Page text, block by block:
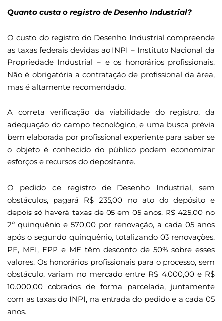
Quanto custa o registro de Desenho Industrial?
O custo do registro do Desenho Industrial compreende
as taxas federais devidas ao INPI – Instituto Nacional da
Propriedade Industrial – e os honorários profissionais.
Não é obrigatória a contratação de profissional da área,
mas é altamente recomendado.
A correta verificação da viabilidade do registro, da
adequação do campo tecnológico, e uma busca prévia
bem elaborada por profissional experiente para saber se
o objeto é conhecido do público podem economizar
esforços e recursos do depositante.
O pedido de registro de Desenho Industrial, sem
obstáculos, pagará R$ 235,00 no ato do depósito e
depois só haverá taxas de 05 em 05 anos. R$ 425,00 no
2º quinquênio e 570,00 por renovação, a cada 05 anos
após o segundo quinquênio, totalizando 03 renovações.
PF, MEI, EPP e ME têm desconto de 50% sobre esses
valores. Os honorários profissionais para o processo, sem
obstáculo, variam no mercado entre R$ 4.000,00 e R$
10.000,00 cobrados de forma parcelada, juntamente
com as taxas do INPI, na entrada do pedido e a cada 05
anos.